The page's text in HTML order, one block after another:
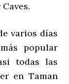
varios días
popular
todas las
en Taman